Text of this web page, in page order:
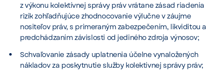
z výkonu kolektívnej správy práv vrátane zásad riadenia
rizík zohľadňujúce zhodnocovanie výlučne v záujme
nositeľov práv, s primeraným zabezpečením, likviditou a
predchádzaním závislosti od jediného zdroja výnosov;
Schvaľovanie zásady uplatnenia účelne vynaložených
nákladov za poskytnutie služby kolektívnej správy práv;